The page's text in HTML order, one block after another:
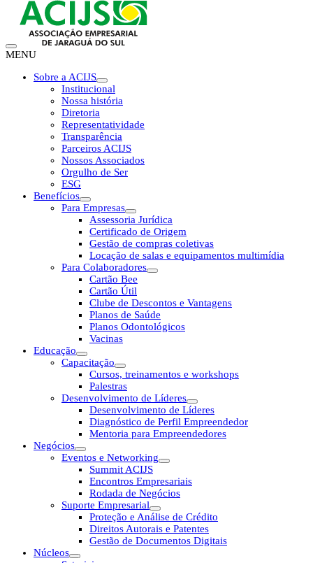
MENU
Sobre a ACIJS
Institucional
Nossa história
Diretoria
Representatividade
Transparência
Parceiros ACIJS
Nossos Associados
Orgulho de Ser
ESG
Benefícios
Para Empresas
Assessoria Jurídica
Certificado de Origem
Gestão de compras coletivas
Locação de salas e equipamentos multimídia
Para Colaboradores
Cartão Bee
Cartão Útil
Clube de Descontos e Vantagens
Planos de Saúde
Planos Odontológicos
Vacinas
Educação
Capacitação
Cursos, treinamentos e workshops
Palestras
Desenvolvimento de Líderes
Desenvolvimento de Líderes
Diagnóstico de Perfil Empreendedor
Mentoria para Empreendedores
Negócios
Eventos e Networking
Summit ACIJS
Encontros Empresariais
Rodada de Negócios
Suporte Empresarial
Proteção e Análise de Crédito
Direitos Autorais e Patentes
Gestão de Documentos Digitais
Núcleos